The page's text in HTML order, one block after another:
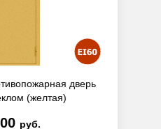
дверь
(желтая)
руб.